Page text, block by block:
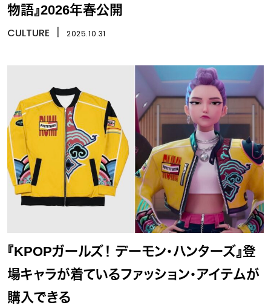
物語』2026年春公開
CULTURE 2025.10.31
『KPOPガールズ！ デーモン・ハンターズ』登
場キャラが着ているファッション・アイテムが
購入できる